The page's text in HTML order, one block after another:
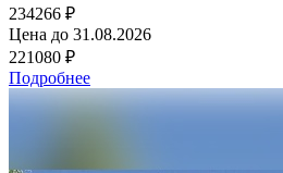
234266 ₽
Цена до 31.08.2026
221080 ₽
Подробнее